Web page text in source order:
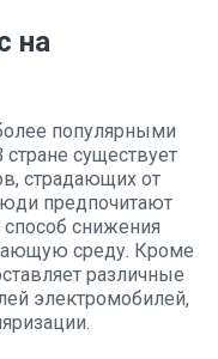
на
популярными
стране существует
страдающих от
предпочитают
снижения
среду. Кроме
различные
электромобилей,